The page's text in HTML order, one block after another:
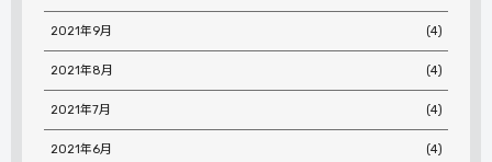
2021年9月 (4)
2021年8月 (4)
2021年7月 (4)
2021年6月 (4)